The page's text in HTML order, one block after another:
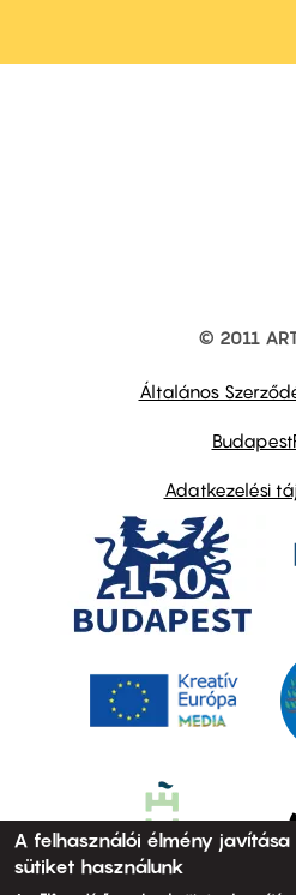
© 2011
Általános
Adatkezelési
A felhasználói élmény
sütiket használunk